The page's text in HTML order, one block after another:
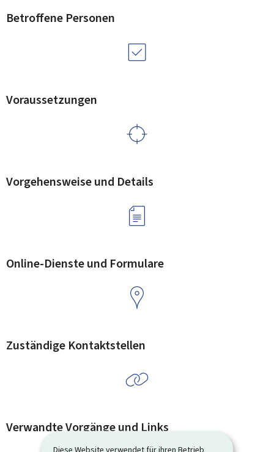
Diese Website verwendet für ihren Betrieb
Betroffene Personen
Voraussetzungen
Vorgehensweise und Details
Online-Dienste und Formulare
Zuständige Kontaktstellen
Verwandte Vorgänge und Links